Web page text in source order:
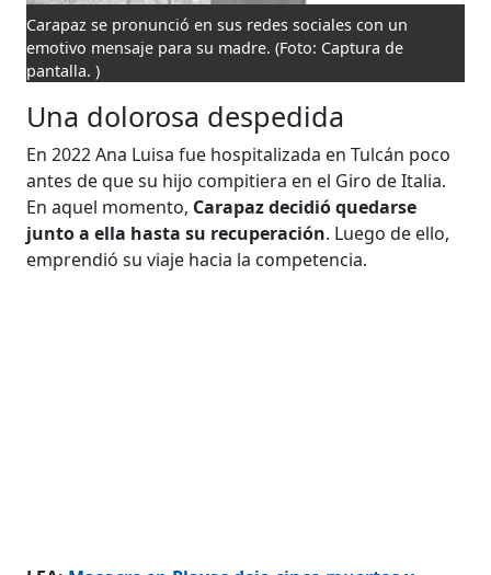
Carapaz se pronunció en sus redes sociales con un
emotivo mensaje para su madre.(Foto: Captura de
pantalla. )
Una dolorosa despedida
En 2022 Ana Luisa fue hospitalizada en Tulcán poco
antes de que su hijo compitiera en el Giro de Italia.
En aquel momento, Carapaz decidió quedarse
junto a ella hasta su recuperación. Luego de ello,
emprendió su viaje hacia la competencia.